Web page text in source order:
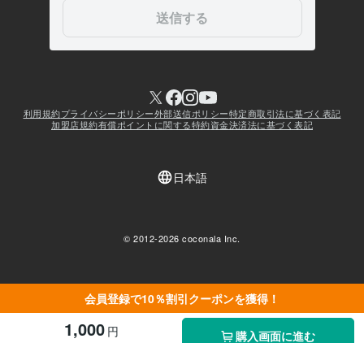
会員登録で10％割引クーポンを獲得！
1,000 円 購入画面に進む